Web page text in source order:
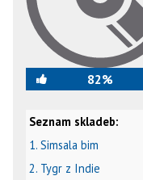
82%
Seznam skladeb:
1. Simsala bim
2. Tygr z Indie